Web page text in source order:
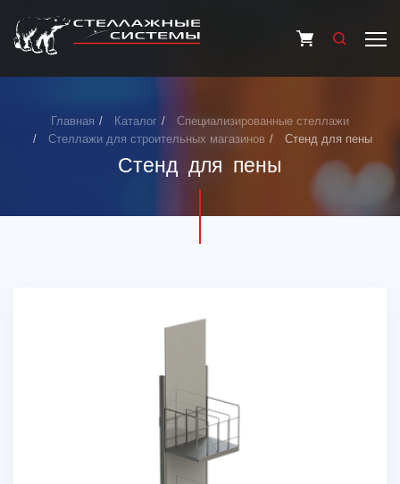
Главная Каталог
Специализированные стеллажи
Стеллажи для строительных магазинов
Стенд для пены
Стенд для пены